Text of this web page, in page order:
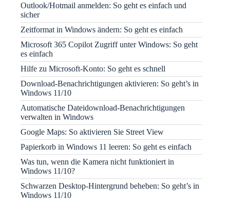
Outlook/Hotmail anmelden: So geht es einfach und
sicher
Zeitformat in Windows ändern: So geht es einfach
Microsoft 365 Copilot Zugriff unter Windows: So geht
es einfach
Hilfe zu Microsoft-Konto: So geht es schnell
Download-Benachrichtigungen aktivieren: So geht’s in
Windows 11/10
Automatische Dateidownload-Benachrichtigungen
verwalten in Windows
Google Maps: So aktivieren Sie Street View
Papierkorb in Windows 11 leeren: So geht es einfach
Was tun, wenn die Kamera nicht funktioniert in
Windows 11/10?
Schwarzen Desktop-Hintergrund beheben: So geht’s in
Windows 11/10